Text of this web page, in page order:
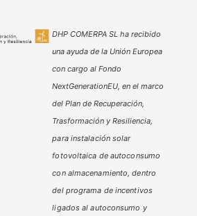
DHP COMERPA SL ha recibido
una ayuda de la Unión Europea
con cargo al Fondo
NextGenerationEU, en el marco
del Plan de Recuperación,
Trasformación y Resiliencia,
para instalación solar
fotovoltaica de autoconsumo
con almacenamiento, dentro
del programa de incentivos
ligados al autoconsumo y